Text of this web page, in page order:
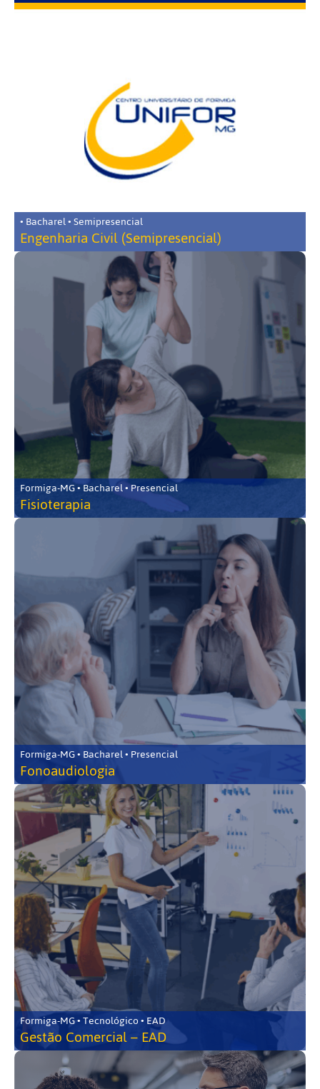
• Bacharel • Semipresencial
Engenharia Civil (Semipresencial)
Formiga-MG • Bacharel • Presencial
Fisioterapia
Formiga-MG • Bacharel • Presencial
Fonoaudiologia
Formiga-MG • Tecnológico • EAD
Gestão Comercial – EAD